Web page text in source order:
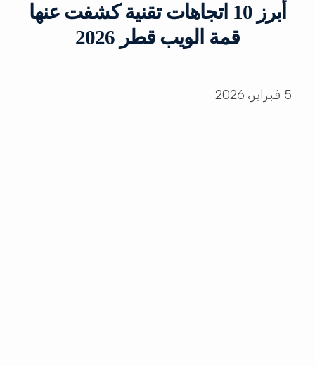
أبرز 10 اتجاهات تقنية كشفت عنها
قمة الويب قطر 2026
5 فبراير، 2026